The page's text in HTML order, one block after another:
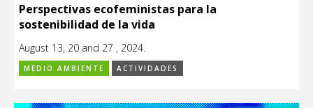
Perspectivas ecofeministas para la
sostenibilidad de la vida
August 13, 20 and 27 , 2024.
MEDIO AMBIENTE ACTIVIDADES